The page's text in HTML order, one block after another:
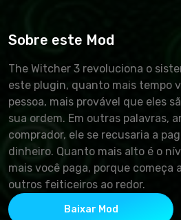
Sobre este Mod
The Witcher 3 revoluciona o
este plugin, quanto mais tempo
pessoa, mais provável que eles
sua ordem. Em outras palavras,
comprador, ele se recusaria a
dinheiro. Quanto mais alto é o
mais você paga, porque começa
outros feiticeiros ao redor.
Baixar Mod